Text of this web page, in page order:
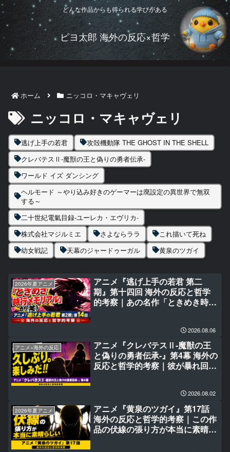
どんな作品からも得られる学びがある
ピヨ太郎 海外の反応×哲学
ホーム ニッコロ・マキャヴェリ
ニッコロ・マキャヴェリ
逃げ上手の若君
攻殻機動隊 THE GHOST IN THE SHELL
クレバテスⅡ-魔獣の王と偽りの勇者伝承-
ワールド イズ ダンシング
ヘルモード ～やり込み好きのゲーマーは廃設定の異世界で無双
する～
二十世紀電氣目録-ユーレカ・エヴリカ-
株式会社マジルミエ
さよならララ
これ描いて死ね
幼女戦記
天幕のジャードゥーガル 黄泉のツガイ
2026年夏アニメ
アニメ『逃げ上手の若君 第二
期』第十四回 海外の反応と哲学
的考察｜あの名作「ときめき時行
2026.08.06
アニメ×海外の反応
アニメ『クレバテスⅡ-魔獣の王
と偽りの勇者伝承-』第4幕 海外の
反応と哲学的考察｜彼が暴れ回る
2026.08.02
2026年夏アニメ
アニメ『黄泉のツガイ』第17話
海外の反応と哲学的考察｜この作
品の伏線の張り方が本当に素晴ら